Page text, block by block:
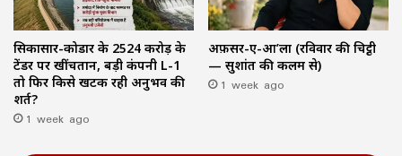
सिकासार-कोडार के ₹2524 करोड़ के
टेंडर पर खींचतान, बड़ी कंपनी L-1
तो फिर किसे खटक रही अनुभव की
शर्त?
1 week ago
अफ़सर-ए-आ’ला (रविवार की चिट्ठी
— सुशांत की कलम से)
1 week ago